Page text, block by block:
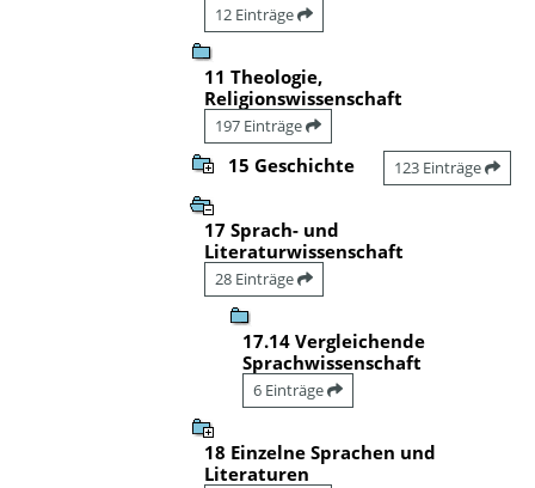
12 Einträge
11 Theologie,
Religionswissenschaft
197 Einträge
15 Geschichte 123 Einträge
17 Sprach- und
Literaturwissenschaft
28 Einträge
17.14 Vergleichende
Sprachwissenschaft
6 Einträge
18 Einzelne Sprachen und
Literaturen